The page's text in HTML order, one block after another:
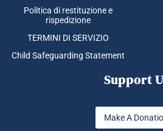
Politica di restituzione e
rispedizione
TERMINI DI SERVIZIO
Child Safeguarding Statement
Support
Make A